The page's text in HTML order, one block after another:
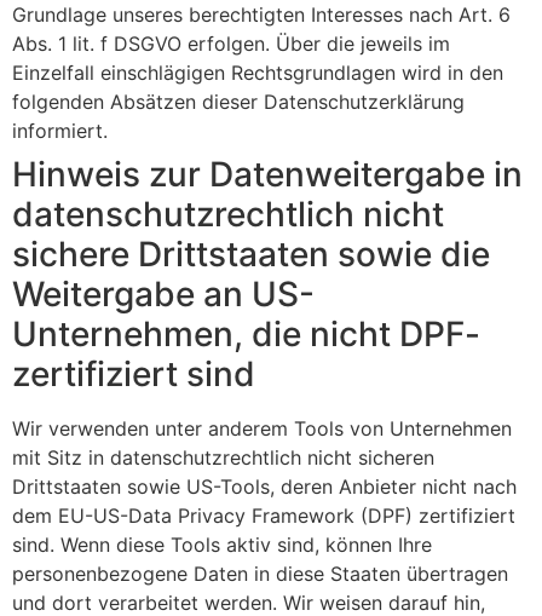
Grundlage unseres berechtigten Interesses nach Art. 6
Abs. 1 lit. f DSGVO erfolgen. Über die jeweils im
Einzelfall einschlägigen Rechtsgrundlagen wird in den
folgenden Absätzen dieser Datenschutzerklärung
informiert.
Hinweis zur Datenweitergabe in
datenschutzrechtlich nicht
sichere Drittstaaten sowie die
Weitergabe an US-
Unternehmen, die nicht DPF-
zertifiziert sind
Wir verwenden unter anderem Tools von Unternehmen
mit Sitz in datenschutzrechtlich nicht sicheren
Drittstaaten sowie US-Tools, deren Anbieter nicht nach
dem EU-US-Data Privacy Framework (DPF) zertifiziert
sind. Wenn diese Tools aktiv sind, können Ihre
personenbezogene Daten in diese Staaten übertragen
und dort verarbeitet werden. Wir weisen darauf hin,